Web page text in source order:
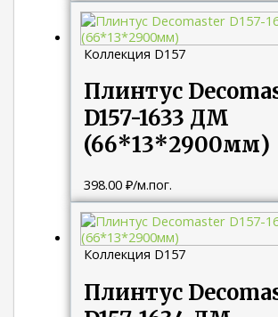
Коллекция D157
Плинтус
D157-1633 ДМ
(66*13*2900мм)
398.00₽/м.пог.
Коллекция D157
Плинтус